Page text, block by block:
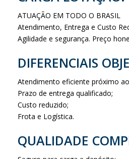
ATUAÇÃO EM TODO O BRASIL
Atendimento, Entrega e Custo
Agilidade e segurança. Preço
DIFERENCIAIS
Atendimento eficiente próximo
Prazo de entrega qualificado;
Custo reduzido;
Frota e Logística.
QUALIDADE